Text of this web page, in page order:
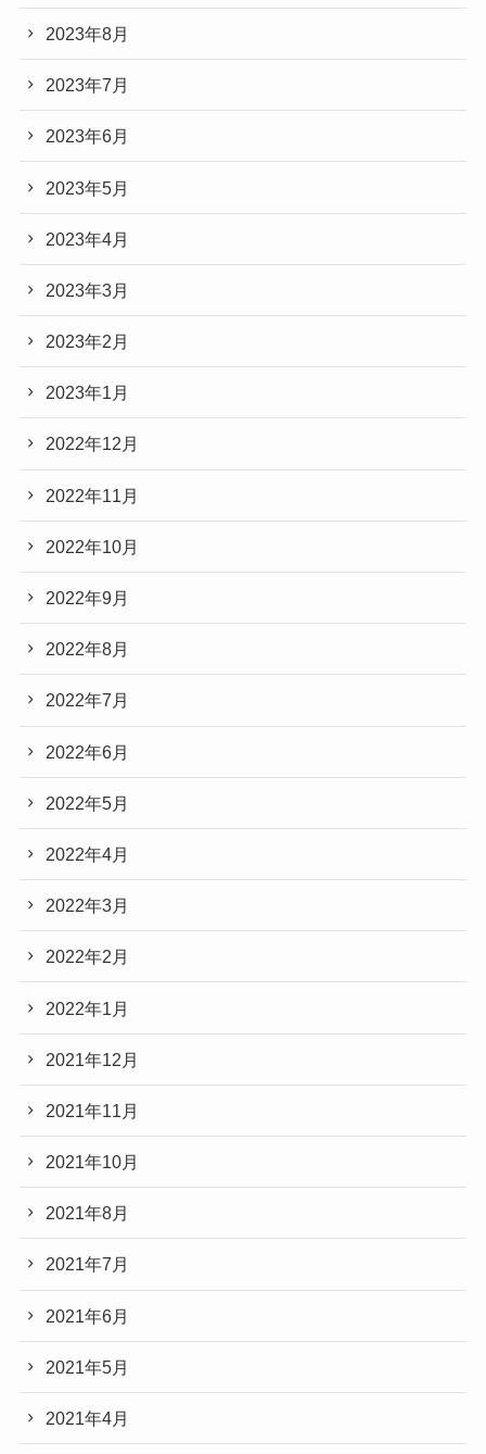
2023年8月
2023年7月
2023年6月
2023年5月
2023年4月
2023年3月
2023年2月
2023年1月
2022年12月
2022年11月
2022年10月
2022年9月
2022年8月
2022年7月
2022年6月
2022年5月
2022年4月
2022年3月
2022年2月
2022年1月
2021年12月
2021年11月
2021年10月
2021年8月
2021年7月
2021年6月
2021年5月
2021年4月